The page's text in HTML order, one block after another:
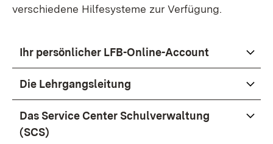
verschiedene Hilfesysteme zur Verfügung.
Ihr persönlicher LFB-Online-Account
Die Lehrgangsleitung
Das Service Center Schulverwaltung
(SCS)